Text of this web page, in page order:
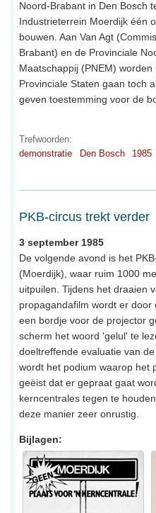
Noord-Brabant in Den Bosch
Industrieterrein Moerdijk één
bouwen. Aan Van Agt
Brabant) en de Provinciale
Maatschappij (PNEM)
Provinciale Staten gaan toch
geven toestemming voor de
Trefwoorden:
demonstratie
Den Bosch 1985
PKB-circus trekt verder
3 september 1985
De volgende avond is het
(Moerdijk), waar ruim 1000
uitpuilen. Tijdens het draaien
propagandafilm wordt er
een bordje voor de projector
scherm het woord 'gelul' te
doeltreffende evaluatie van
wordt het podium waarop het
geëist dat er gepraat gaat
kerncentrales tegen te
deze manier zeer onrustig.
Bijlagen: